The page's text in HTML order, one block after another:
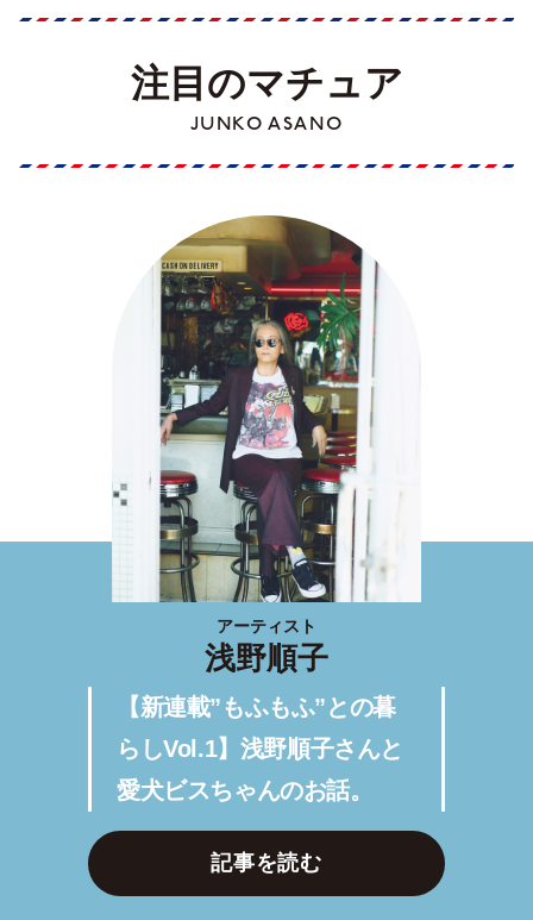
注目のマチュア
JUNKO ASANO
アーティスト
浅野順子
【新連載”もふもふ”との暮
らしVol.1】浅野順子さんと
愛犬ビスちゃんのお話。
記事を読む